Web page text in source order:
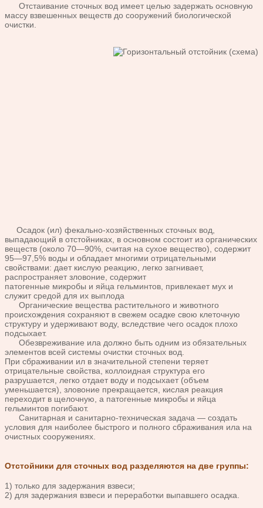
Отстаивание сточных вод имеет целью задержать основную
массу взвешенных веществ до сооружений биологической
очистки.
Осадок (ил) фекально-хозяйственных сточных вод,
выпадающий в отстойниках, в основном состоит из органических
веществ (около 70—90%, считая на сухое вещество), содержит
95—97,5% воды и обладает многими отрицательными
свойствами: дает кислую реакцию, легко загнивает,
распространяет зловоние, содержит
патогенные микробы и яйца гельминтов, привлекает мух и
служитсредой для их выплода
Органические вещества растительного и животного
происхождения сохраняют в свежем осадке свою клеточную
структуру и удерживают воду, вследствие чего осадок плохо
подсыхает.
Обезвреживание ила должно быть одним из обязательных
элементов всей системы очистки сточных вод.
При сбраживании ил в значительной степени теряет
отрицательные свойства, коллоидная структура его
разрушается, легко отдает воду и подсыхает (объем
уменьшается), зловоние прекращается, кислая реакция
переходит в щелочную, а патогенные микробы и яйца
гельминтов погибают.
Санитарная и санитарно-техническая задача — создать
условия для наиболее быстрого и полного сбраживания ила на
очистных сооружениях.
Отстойники для сточных вод разделяются на две группы:
1) только для задержания взвеси;
2) для задержания взвеси и переработки выпавшего осадка.